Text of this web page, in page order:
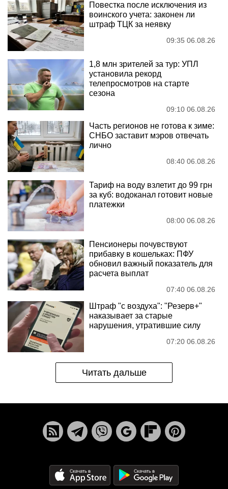
Повестка после исключения из
воинского учета: законен ли
штраф ТЦК за неявку
09:35 06.08.26
1,8 млн зрителей за тур: УПЛ
установила рекорд
телепросмотров на старте
сезона
09:10 06.08.26
Часть регионов не готова к зиме:
СНБО заставит мэров отвечать
лично
08:40 06.08.26
Тариф на воду взлетит до 99 грн
за куб: водоканал готовит новые
платежки
08:00 06.08.26
Пенсионеры почувствуют
прибавку в кошельках: ПФУ
обновил важный показатель для
расчета выплат
07:40 06.08.26
Штраф "с воздуха": "Резерв+"
наказывает за старые
нарушения, утратившие силу
07:20 06.08.26
Читать дальше